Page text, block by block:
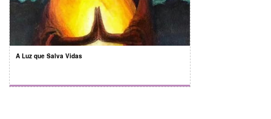
A Luz que Salva Vidas